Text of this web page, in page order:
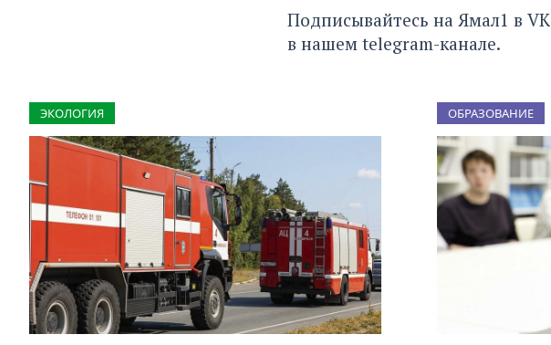
Подписывайтесь на Ямал1 в VK
в нашем telegram-канале.
ЭКОЛОГИЯ ОБРАЗОВАНИЕ